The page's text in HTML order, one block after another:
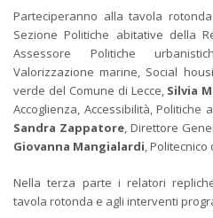
Parteciperanno alla tavola rotonda
Sezione Politiche abitative della
Assessore Politiche
Valorizzazione marine, Social
verde del Comune di Lecce, Silvia
Accoglienza, Accessibilità, Politiche
Sandra Zappatore , Direttore
Giovanna Mangialardi , Politecnico
Nella terza parte i relatori
tavola rotonda e agli interventi